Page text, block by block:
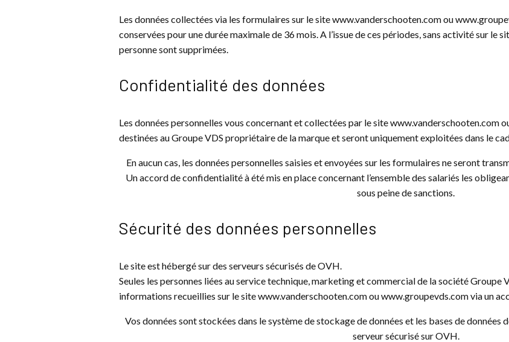
Les données collectées via les formulaires sur le site www.vanderschooten.com ou
conservées pour une durée maximale de 36 mois. A l’issue de ces périodes, sans activité sur le
personne sont supprimées.
Confidentialité des données
Les données personnelles vous concernant et collectées par le site www.vanderschooten.com
destinées au Groupe VDS propriétaire de la marque et seront uniquement exploitées dans le
En aucun cas, les données personnelles saisies et envoyées sur les formulaires ne seront
Un accord de confidentialité à été mis en place concernant l’ensemble des salariés les
sous peine de sanctions.
Sécurité des données personnelles
Le site est hébergé sur des serveurs sécurisés de OVH.
Seules les personnes liées au service technique, marketing et commercial de la société Groupe
informations recueillies sur le site www.vanderschooten.com ou www.groupevds.com via un
Vos données sont stockées dans le système de stockage de données et les bases de données
serveur sécurisé sur OVH.